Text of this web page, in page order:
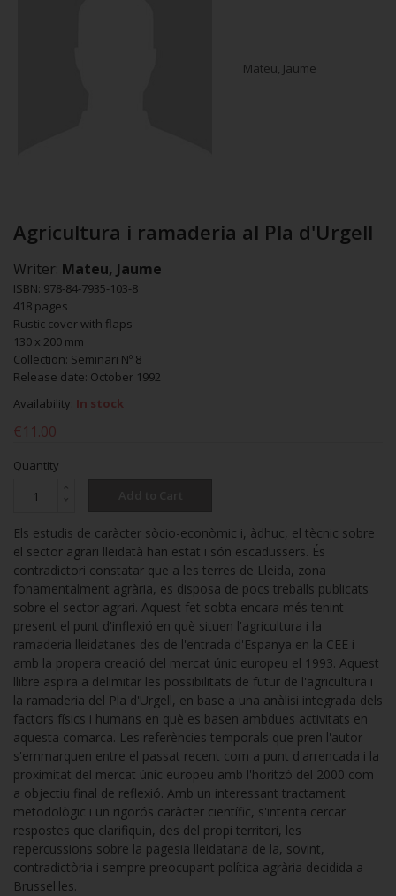
Mateu, Jaume
Agricultura i ramaderia al Pla d'Urgell
Writer: Mateu, Jaume
ISBN: 978-84-7935-103-8
418 pages
Rustic cover with flaps
130 x 200 mm
Collection: Seminari Nº 8
Release date: October 1992
Availability: In stock
€11.00
Quantity
Els estudis de caràcter sòcio-econòmic i, àdhuc, el tècnic sobre
el sector agrari lleidatà han estat i són escadussers. És
contradictori constatar que a les terres de Lleida, zona
fonamentalment agrària, es disposa de pocs treballs publicats
sobre el sector agrari. Aquest fet sobta encara més tenint
present el punt d'inflexió en què situen l'agricultura i la
ramaderia lleidatanes des de l'entrada d'Espanya en la CEE i
amb la propera creació del mercat únic europeu el 1993. Aquest
llibre aspira a delimitar les possibilitats de futur de l'agricultura i
la ramaderia del Pla d'Urgell, en base a una anàlisi integrada dels
factors físics i humans en què es basen ambdues activitats en
aquesta comarca. Les referències temporals que pren l'autor
s'emmarquen entre el passat recent com a punt d'arrencada i la
proximitat del mercat únic europeu amb l'horitzó del 2000 com
a objectiu final de reflexió. Amb un interessant tractament
metodològic i un rigorós caràcter científic, s'intenta cercar
respostes que clarifiquin, des del propi territori, les
repercussions sobre la pagesia lleidatana de la, sovint,
contradictòria i sempre preocupant política agrària decidida a
Brussel·les.